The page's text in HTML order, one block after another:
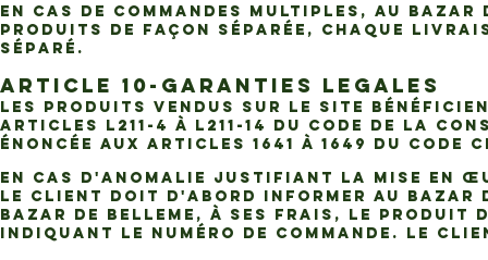
En cas de commandes multiples, AU
Produits de façon séparée, chaque
séparé.
ARTICLE 10-GARANTIES LEGALES
Les Produits vendus sur le Site
articles L211-4 à L211-14 du Code de la
énoncée aux articles 1641 à 1649 du Code
En cas d'anomalie justifiant la mise en
le Client doit d'abord informer AU BAZAR
BAZAR DE BELLEME, à ses frais, le
indiquant le numéro de Commande. Le